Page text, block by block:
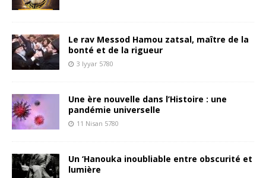
Le rav Messod Hamou zatsal, maître de la
bonté et de la rigueur
3 Iyyar 5780
Une ère nouvelle dans l’Histoire : une
pandémie universelle
11 Nisan 5780
Un ‘Hanouka inoubliable entre obscurité et
lumière